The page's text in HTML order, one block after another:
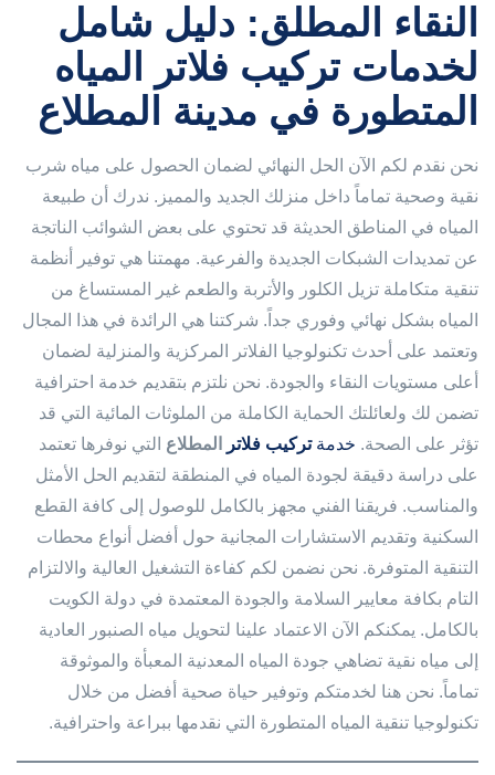
النقاء المطلق: دليل شامل
لخدمات تركيب فلاتر المياه
المتطورة في مدينة المطلاع
نحن نقدم لكم الآن الحل النهائي لضمان الحصول على مياه شرب
نقية وصحية تماماً داخل منزلك الجديد والمميز. ندرك أن طبيعة
المياه في المناطق الحديثة قد تحتوي على بعض الشوائب الناتجة
عن تمديدات الشبكات الجديدة والفرعية. مهمتنا هي توفير أنظمة
تنقية متكاملة تزيل الكلور والأتربة والطعم غير المستساغ من
المياه بشكل نهائي وفوري جداً. شركتنا هي الرائدة في هذا المجال
وتعتمد على أحدث تكنولوجيا الفلاتر المركزية والمنزلية لضمان
أعلى مستويات النقاء والجودة. نحن نلتزم بتقديم خدمة احترافية
تضمن لك ولعائلتك الحماية الكاملة من الملوثات المائية التي قد
تؤثر على الصحة. خدمةتركيب فلاتر المطلاع التي نوفرها تعتمد
على دراسة دقيقة لجودة المياه في المنطقة لتقديم الحل الأمثل
والمناسب. فريقنا الفني مجهز بالكامل للوصول إلى كافة القطع
السكنية وتقديم الاستشارات المجانية حول أفضل أنواع محطات
التنقية المتوفرة. نحن نضمن لكم كفاءة التشغيل العالية والالتزام
التام بكافة معايير السلامة والجودة المعتمدة في دولة الكويت
بالكامل. يمكنكم الآن الاعتماد علينا لتحويل مياه الصنبور العادية
إلى مياه نقية تضاهي جودة المياه المعدنية المعبأة والموثوقة
تماماً. نحن هنا لخدمتكم وتوفير حياة صحية أفضل من خلال
تكنولوجيا تنقية المياه المتطورة التي نقدمها ببراعة واحترافية.